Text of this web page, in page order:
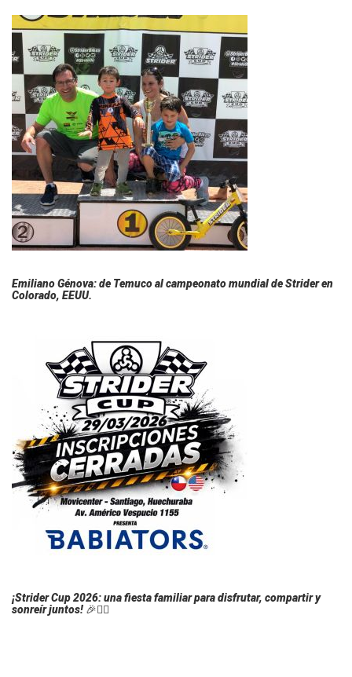
Emiliano Génova: de Temuco al campeonato mundial de Strider en
Colorado, EEUU.
¡Strider Cup 2026: una fiesta familiar para disfrutar, compartir y
sonreír juntos! 🎉🚴‍♂️